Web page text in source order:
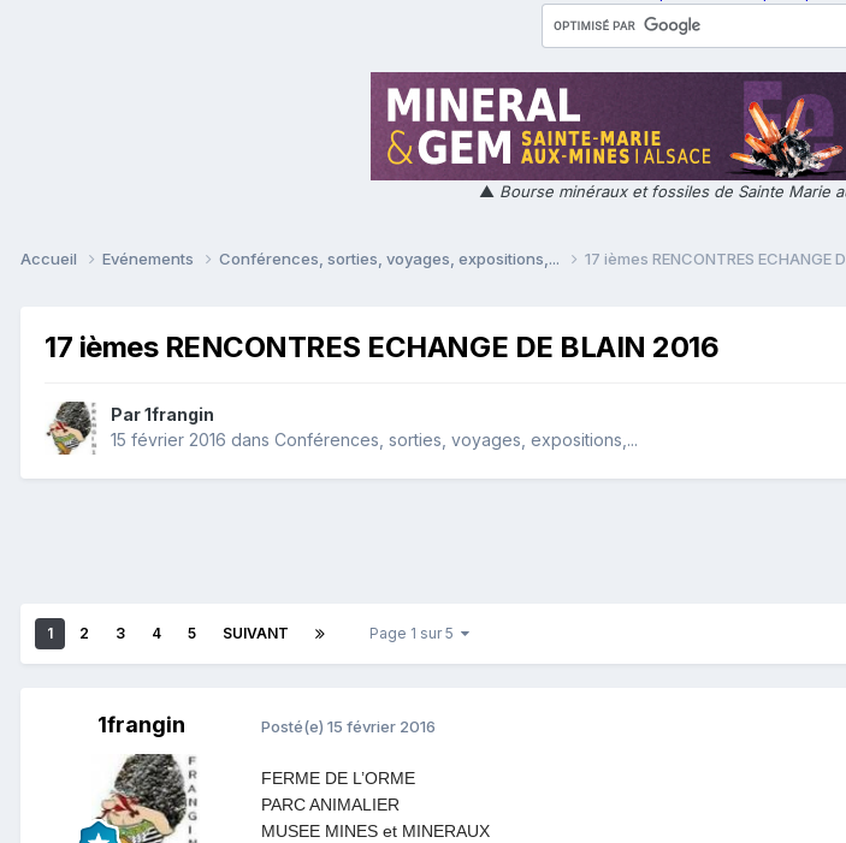
▲ Bourse minéraux et fossiles de Sainte Marie
Accueil Evénements Conférences, sorties, voyages, expositions,... 17 ièmes RENCONTRES ECHANGE
17 ièmes RENCONTRES ECHANGE DE BLAIN 2016
Par1frangin
15 février 2016 dans Conférences, sorties, voyages, expositions,...
1 2 3 4 5 SUIVANT Page 1 sur 5
1frangin Posté(e) 15 février 2016
FERME DE L’ORME
PARC ANIMALIER
MUSEE MINES et MINERAUX